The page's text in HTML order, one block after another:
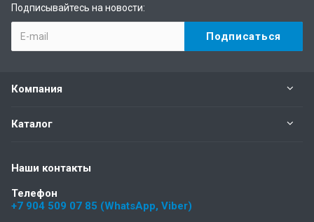
Подписывайтесь на новости:
Компания
Каталог
Наши контакты
Телефон
+7 904 509 07 85 (WhatsApp, Viber)